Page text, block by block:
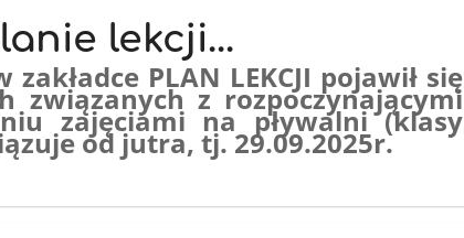
lekcji...
PLAN LEKCJI pojawił się
związanych z rozpoczynającymi
zajęciami na pływalni (klasy
od jutra, tj. 29.09.2025r.